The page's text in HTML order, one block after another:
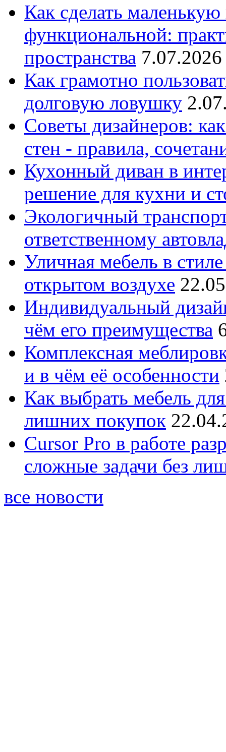
Как сделать
функциональной:
пространства
Как грамотно
долговую ловушку
Советы дизайнеров:
стен - правила,
Кухонный диван в
решение для кухни и
Экологичный
ответственному
Уличная мебель в
открытом воздухе
Индивидуальный
чём его преимущества
Комплексная
и в чём её особенности
Как выбрать мебель
лишних покупок
Cursor Pro в работе
сложные задачи без
все новости